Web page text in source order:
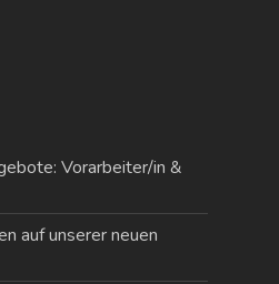
Vorarbeiter/in &
auf unserer neuen